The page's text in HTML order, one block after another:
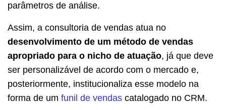
parâmetros de análise.
Assim, a consultoria de vendas atua no
desenvolvimento de um método de vendas
apropriado para o nicho de atuação, já que deve
ser personalizável de acordo com o mercado e,
posteriormente, institucionaliza esse modelo na
forma de um funil de vendas catalogado no CRM.